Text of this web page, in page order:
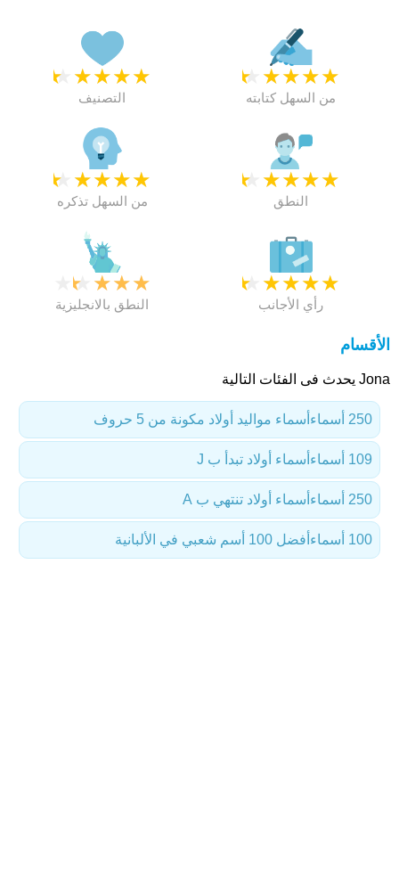
★
★
★
★
★
التصنيف
★
★
★
★
★
من السهل كتابته
★
★
★
★
★
من السهل تذكره
★
★
★
★
★
النطق
★
★
★
★
النطق بالانجليزية
★
★
★
★
★
رأي الأجانب
الأقسام
Jona يحدث فى الفئات التالية
أسماء مواليد أولاد مكونة من 5 حروف 250 أسماء
أسماء أولاد تبدأ ب J 109 أسماء
أسماء أولاد تنتهي ب A 250 أسماء
أفضل 100 أسم شعبي في الألبانية 100 أسماء